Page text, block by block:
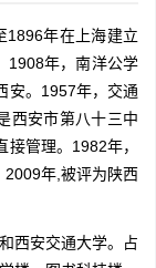
年在上海建立
1908年，南洋公学
安。1957年，交通
西安市第八十三中
管理。1982年，
年,被评为陕西
西安交通大学。占